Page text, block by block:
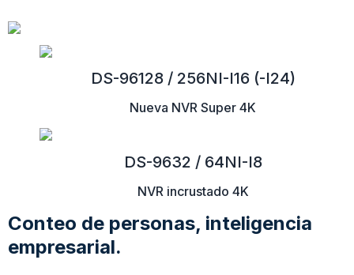
DS-96128 / 256NI-I16 (-I24)
Nueva NVR Super 4K
DS-9632 / 64NI-I8
NVR incrustado 4K
Conteo de personas, inteligencia
empresarial.